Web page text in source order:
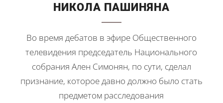
НИКОЛА ПАШИНЯНА
Во время дебатов в эфире Общественного
телевидения председатель Национального
собрания Ален Симонян, по сути, сделал
признание, которое давно должно было стать
предметом расследования